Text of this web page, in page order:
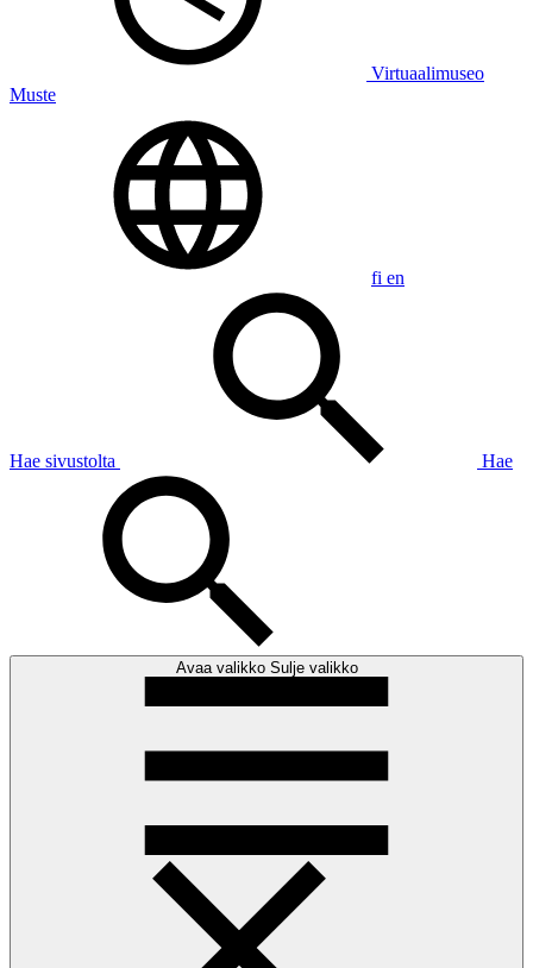
Virtuaalimuseo
Muste
fi en
Hae sivustolta Hae
Avaa valikko Sulje valikko